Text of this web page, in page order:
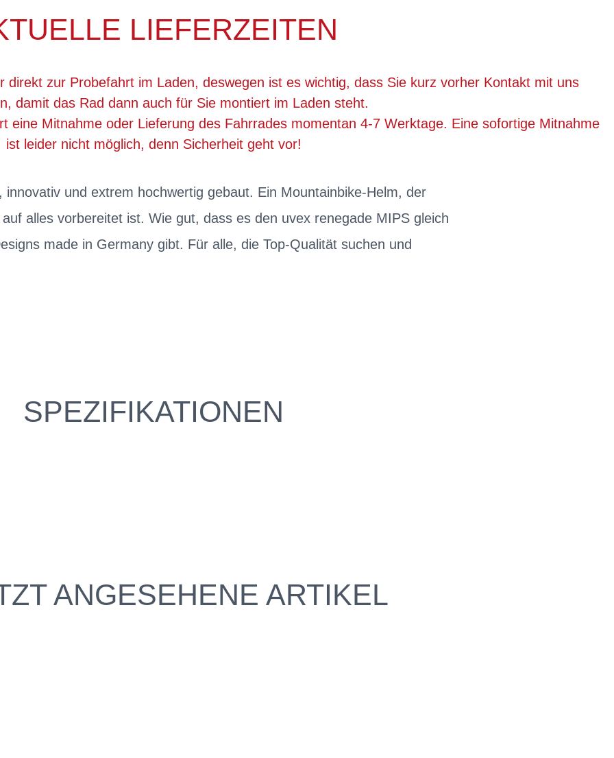
LIEFERZEITEN
direkt zur Probefahrt im Laden, deswegen ist es wichtig, dass Sie kurz vorher Kontakt mit uns
damit das Rad dann auch für Sie montiert im Laden steht.
eine Mitnahme oder Lieferung des Fahrrades momentan 4-7 Werktage. Eine sofortige Mitnahme
ist leider nicht möglich, denn Sicherheit geht vor!
und extrem hochwertig gebaut. Ein Mountainbike-Helm, der
alles vorbereitet ist. Wie gut, dass es den uvex renegade MIPS gleich
made in Germany gibt. Für alle, die Top-Qualität suchen und
SPEZIFIKATIONEN
ANGESEHENE ARTIKEL